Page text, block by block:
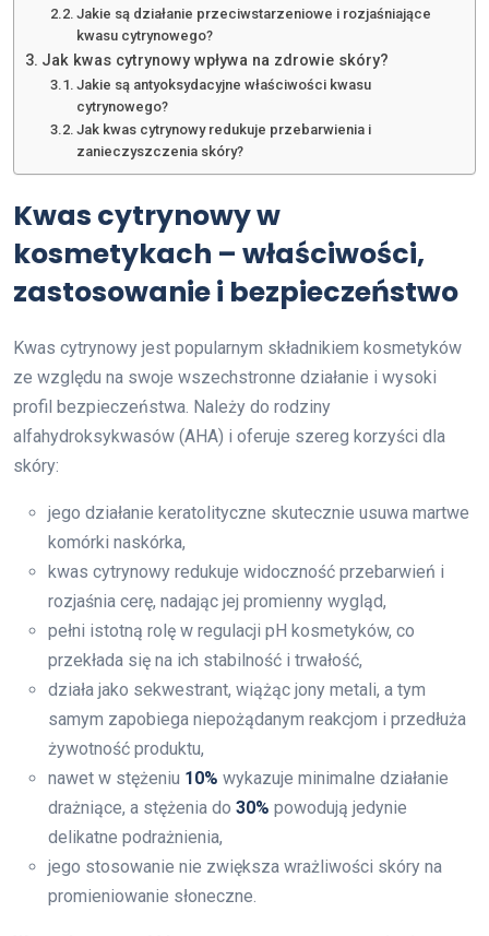
Jakie są działanie przeciwstarzeniowe i rozjaśniające
kwasu cytrynowego?
Jak kwas cytrynowy wpływa na zdrowie skóry?
Jakie są antyoksydacyjne właściwości kwasu
cytrynowego?
Jak kwas cytrynowy redukuje przebarwienia i
zanieczyszczenia skóry?
Kwas cytrynowy w
kosmetykach – właściwości,
zastosowanie i bezpieczeństwo
Kwas cytrynowy jest popularnym składnikiem kosmetyków
ze względu na swoje wszechstronne działanie i wysoki
profil bezpieczeństwa. Należy do rodziny
alfahydroksykwasów (AHA) i oferuje szereg korzyści dla
skóry:
jego działanie keratolityczne skutecznie usuwa martwe
komórki naskórka,
kwas cytrynowy redukuje widoczność przebarwień i
rozjaśnia cerę, nadając jej promienny wygląd,
pełni istotną rolę w regulacji pH kosmetyków, co
przekłada się na ich stabilność i trwałość,
działa jako sekwestrant, wiążąc jony metali, a tym
samym zapobiega niepożądanym reakcjom i przedłuża
żywotność produktu,
nawet w stężeniu 10% wykazuje minimalne działanie
drażniące, a stężenia do 30% powodują jedynie
delikatne podrażnienia,
jego stosowanie nie zwiększa wrażliwości skóry na
promieniowanie słoneczne.